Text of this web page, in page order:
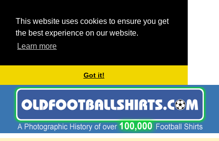
This website uses cookies to ensure you get
the best experience on our website.
Learn more
Got it!